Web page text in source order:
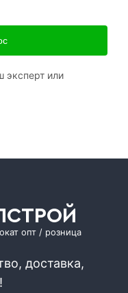
эксперт или
опт / розница
доставка,